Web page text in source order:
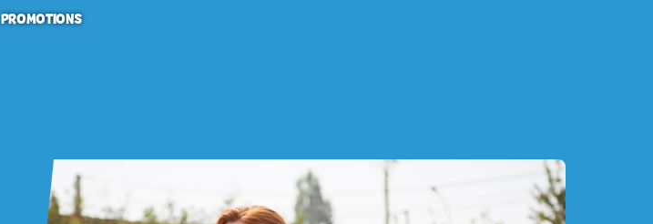
PROMOTIONS